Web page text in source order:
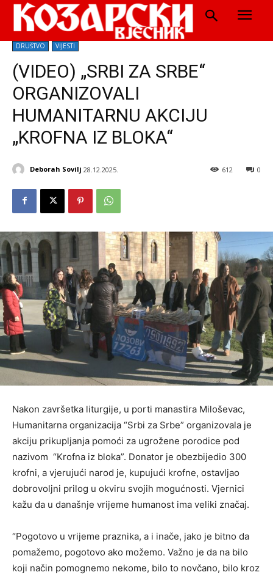
DRUŠTVO VIJESTI
(VIDEO) „SRBI ZA SRBE“
ORGANIZOVALI
HUMANITARNU AKCIJU
„KROFNA IZ BLOKA“
Deborah Sovilj 28.12.2025. 0
612
Nakon završetka liturgije, u porti manastira Miloševac,
Humanitarna organizacija “Srbi za Srbe” organizovala je
akciju prikupljanja pomoći za ugrožene porodice pod
nazivom “Krofna iz bloka”. Donator je obezbijedio 300
krofni, a vjerujući narod je, kupujući krofne, ostavljao
dobrovoljni prilog u okviru svojih mogućnosti. Vjernici
kažu da u današnje vrijeme humanost ima veliki značaj.
“Pogotovo u vrijeme praznika, a i inače, jako je bitno da
pomažemo, pogotovo ako možemo. Važno je da na bilo
koji način pomognemo nekome, bilo to novčano, bilo kroz